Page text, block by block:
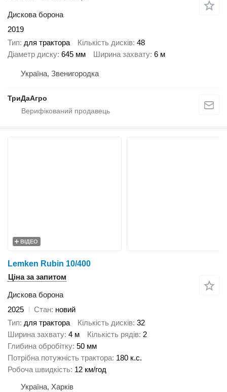
Дискова борона
2019
Тип для трактора Кількість дисків 48
Діаметр диску 645 мм Ширина захвату 6 м
Україна, Звенигородка
ТриДаАгро
ВІДЕО
Lemken Rubin 10/400
Ціна за запитом
Дискова борона
2025
Стан новий
Тип для трактора Кількість дисків 32
Ширина захвату 4 м Кількість рядів 2
Глибина обробітку 50 мм
Потрібна потужність трактора 180 к.с.
Робоча швидкість 12 км/год
Україна, Харків